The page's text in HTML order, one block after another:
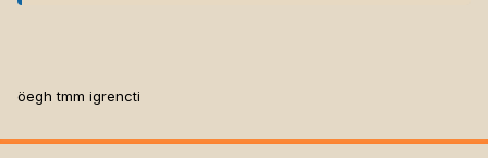
öegh tmm igrencti